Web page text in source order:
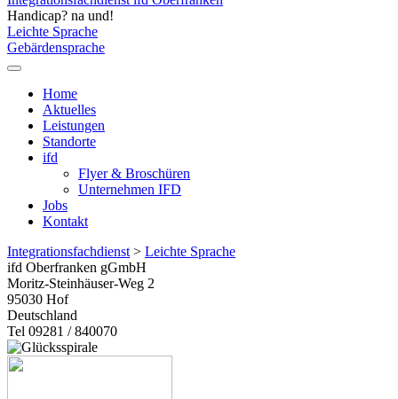
Handicap? na und!
Leichte Sprache
Gebärdensprache
Home
Aktuelles
Leistungen
Standorte
ifd
Flyer & Broschüren
Unternehmen IFD
Jobs
Kontakt
Integrationsfachdienst > Leichte Sprache
ifd Oberfranken gGmbH
Moritz-Steinhäuser-Weg 2
95030 Hof
Deutschland
Tel 09281 / 840070